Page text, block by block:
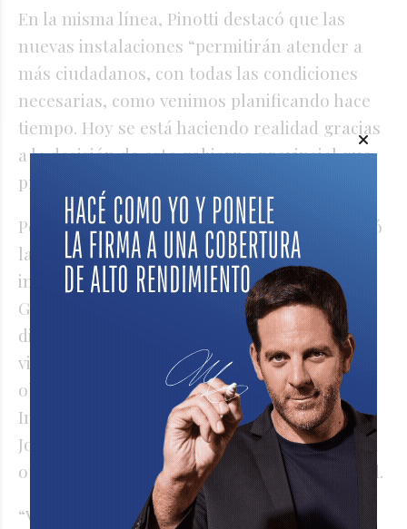
En la misma línea, Pinotti destacó que las
nuevas instalaciones “permitirán atender a
más ciudadanos, con todas las condiciones
necesarias, como venimos planificando hace
tiempo. Hoy se está haciendo realidad gracias
a la decisión de este gobierno provincial que
priorizó este proyecto”.
Por la tarde, la titular de la Cámara baja visitó
la ciudad de Rafaela, donde participó junto al
intendente Leonardo Viotti y los diputados
Gisel Mahmud y Rubén Galassi del acto que
dio inicio formal a la construcción de 28
viviendas y de la apertura de sobres para la
obra de reparación e impermeabilización del
Instituto Superior de Profesorado N° 2 “Dr.
Joaquín V. González”. La jornada culminó con
otro acto de entrega escrituras en esa ciudad.
“Vivienda y educación, dos áreas